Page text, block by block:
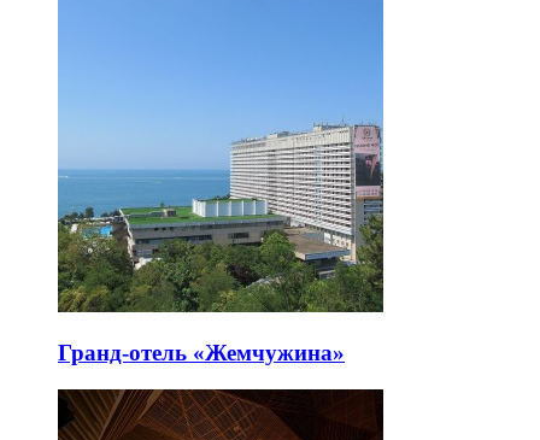
Гранд-отель «Жемчужина»